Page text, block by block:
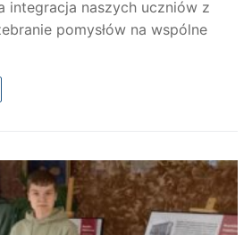
integracja naszych uczniów z
pomysłów na wspólne